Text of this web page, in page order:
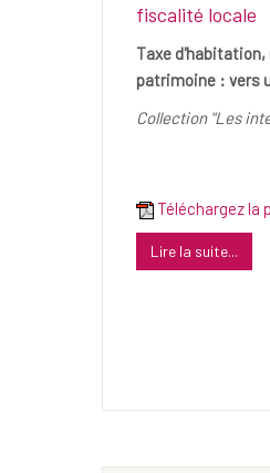
fiscalité locale
Taxe
patrimoine : vers
Collection "Les
Téléchargez la
Lire la suite...